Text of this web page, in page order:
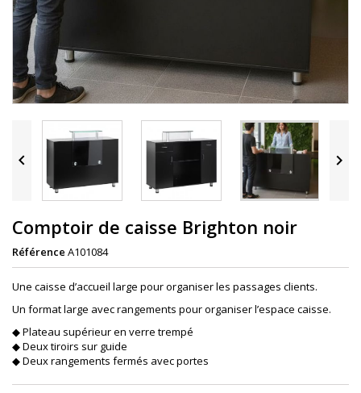
 
Comptoir de caisse Brighton noir
Référence A101084
Une caisse d’accueil large pour organiser les passages clients.
Un format large avec rangements pour organiser l’espace caisse.
◆ Plateau supérieur en verre trempé
◆ Deux tiroirs sur guide
◆ Deux rangements fermés avec portes